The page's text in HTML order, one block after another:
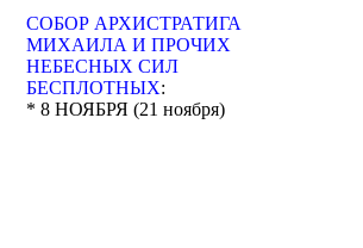
CОБОР АРХИСТРАТИГА
МИХАИЛА И ПРОЧИХ
НЕБЕСНЫХ СИЛ
БЕСПЛОТНЫХ:
* 8 НОЯБРЯ (21 ноября)